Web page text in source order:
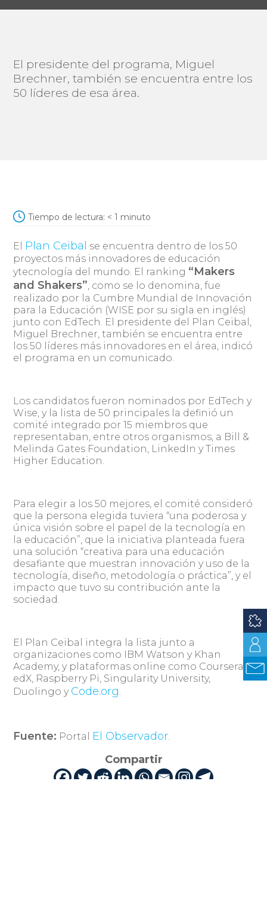
El presidente del programa, Miguel
Brechner, también se encuentra entre los
50 líderes de esa área.
Tiempo de lectura: < 1 minuto
El Plan Ceibal se encuentra dentro de los 50
proyectos más innovadores de educación
ytecnología del mundo. El ranking “Makers
and Shakers” , como se lo denomina, fue
realizado por la Cumbre Mundial de Innovación
para la Educación (WISE por su sigla en inglés)
junto con EdTech. El presidente del Plan Ceibal,
Miguel Brechner, también se encuentra entre
los 50 líderes más innovadores en el área, indicó
el programa en un comunicado.
Los candidatos fueron nominados por EdTech y
Wise, y la lista de 50 principales la definió un
comité integrado por 15 miembros que
representaban, entre otros organismos, a Bill &
Melinda Gates Foundation, LinkedIn y Times
Higher Education.
Para elegir a los 50 mejores, el comité consideró
que la persona elegida tuviera “una poderosa y
única visión sobre el papel de la tecnología en
la educación”, que la iniciativa planteada fuera
una solución “creativa para una educación
desafiante que muestran innovación y uso de la
tecnología, diseño, metodología o práctica”, y el
impacto que tuvo su contribución ante la
sociedad.
El Plan Ceibal integra la lista junto a
organizaciones como IBM Watson y Khan
Academy, y plataformas online como Coursera y
edX, Raspberry Pi, Singularity University,
Duolingo y Code.org
Fuente: Portal El Observador
Compartir